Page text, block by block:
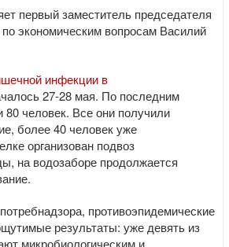
первый заместитель председателя
по экономическим вопросам Василий
инфекции в
27-28 мая. По последним
человек. Все они получили
более 40 человек уже
организован подвоз
на водозаборе продолжается
противоэпидемические
результаты: уже девять из
микробиологическим и